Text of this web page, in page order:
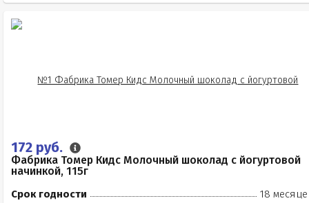
172 руб.
Фабрика Томер Кидс Молочный шоколад с йогуртовой
начинкой, 115г
Срок годности 18